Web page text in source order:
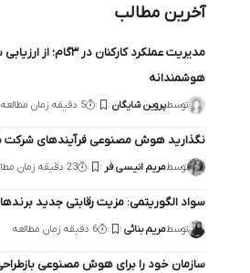
آخرین مطالب
مدیریت عملکرد کارکنان در
هوشمندانه
توسطپروین شایگان 5 دقیقه زمان مطالعه
نگذارید هوش مصنوعی فرآیندهای شرکت
توسطمریم انیسی فر 23 دقیقه زمان مطالعه
سواد الگوریتمی: مزیت رقابتی جدید
توسطمریم بنائی 6 دقیقه زمان مطالعه
سازمان خود را برای هوش مصنوعی